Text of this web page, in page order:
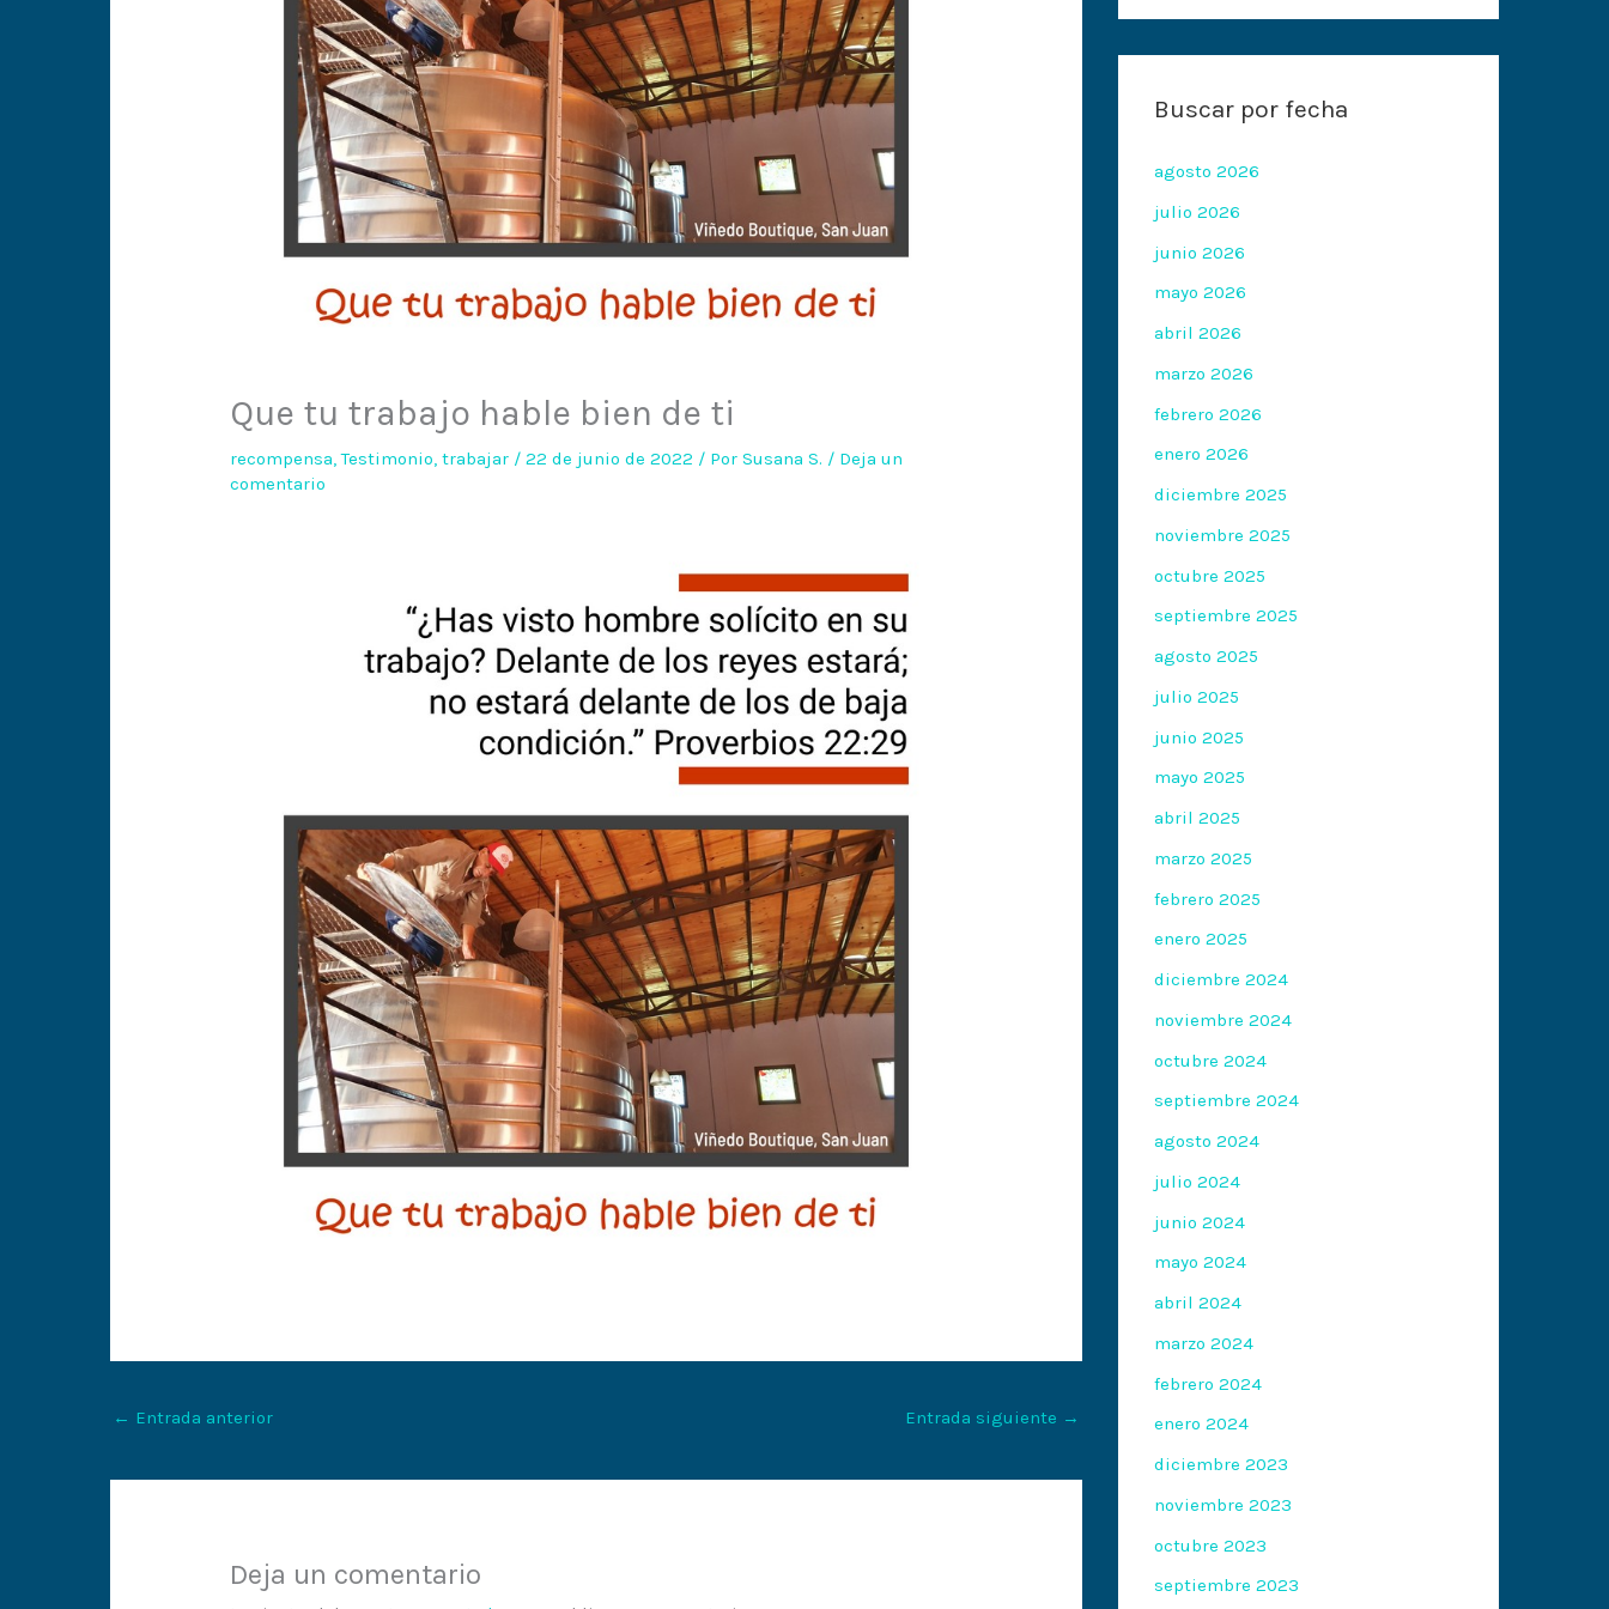
Que tu trabajo hable bien de ti
recompensa,Testimonio,trabajar /22 de junio de 2022 / PorSusana S. / Deja un
comentario
← Entrada anterior Entrada siguiente →
Deja un comentario
Buscar por fecha
agosto 2026
julio 2026
junio 2026
mayo 2026
abril 2026
marzo 2026
febrero 2026
enero 2026
diciembre 2025
noviembre 2025
octubre 2025
septiembre 2025
agosto 2025
julio 2025
junio 2025
mayo 2025
abril 2025
marzo 2025
febrero 2025
enero 2025
diciembre 2024
noviembre 2024
octubre 2024
septiembre 2024
agosto 2024
julio 2024
junio 2024
mayo 2024
abril 2024
marzo 2024
febrero 2024
enero 2024
diciembre 2023
noviembre 2023
octubre 2023
septiembre 2023